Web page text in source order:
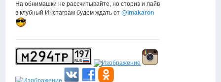
На обнимашки не рассчитывайте, но сториз и лайв
в клубный Инстаграм будем ждать от@imakaron